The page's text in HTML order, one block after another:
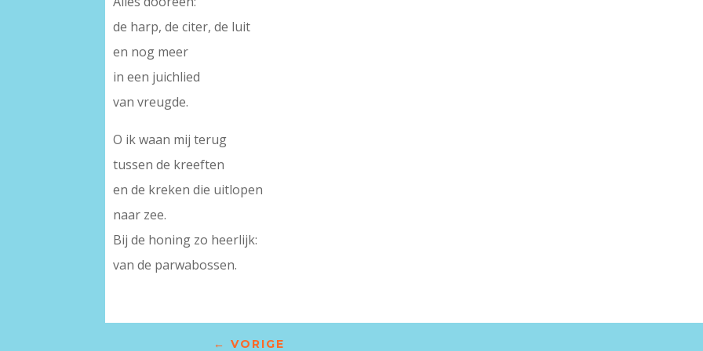
de harp, de citer, de luit
en nog meer
in een juichlied
van vreugde.
O ik waan mij terug
tussen de kreeften
en de kreken die uitlopen
naar zee.
Bij de honing zo heerlijk:
van de parwabossen.
← VORIGE